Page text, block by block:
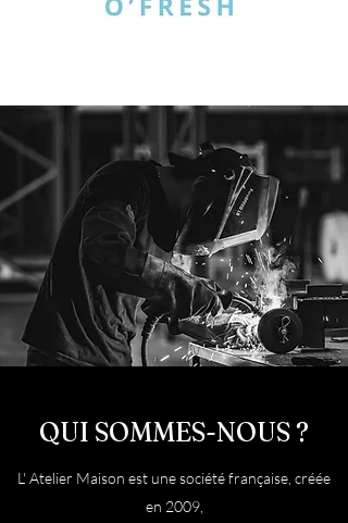
QUI SOMMES-NOUS ?
L' Atelier Maison est une société française, créée
en 2009,